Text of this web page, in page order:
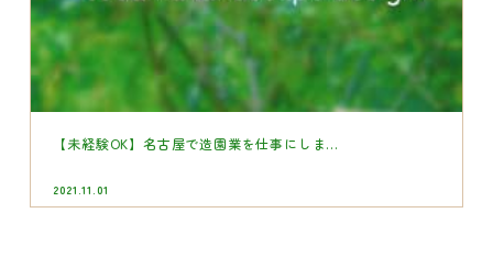
【未経験OK】名古屋で造園業を仕事にしま...
2021.11.01